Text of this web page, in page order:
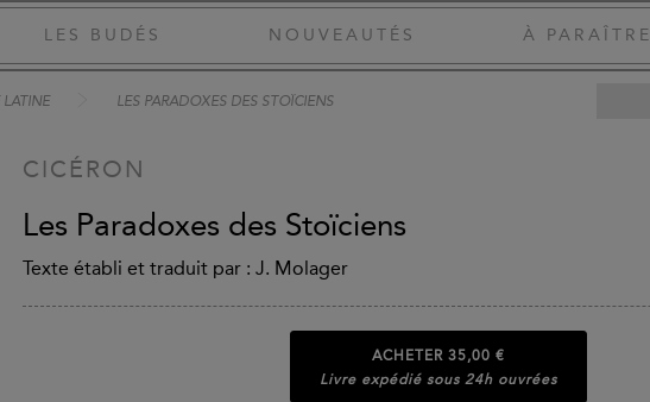
LES BUDÉS NOUVEAUTÉS À PARAÎTRE
LATINE LES PARADOXES DES STOÏCIENS
CICÉRON
Les Paradoxes des Stoïciens
Texte établi et traduit par : J. Molager
ACHETER 35,00 €
Livre expédié sous 24h ouvrées